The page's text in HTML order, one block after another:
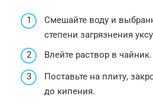
Смешайте воду и
степени загрязнения
Влейте раствор в чайник.
Поставьте на плиту,
до кипения.